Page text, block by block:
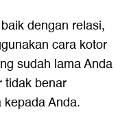
dengan relasi,
cara kotor
sudah lama Anda
tidak benar
Anda.